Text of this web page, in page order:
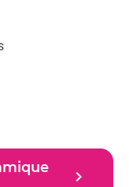
navigate_next